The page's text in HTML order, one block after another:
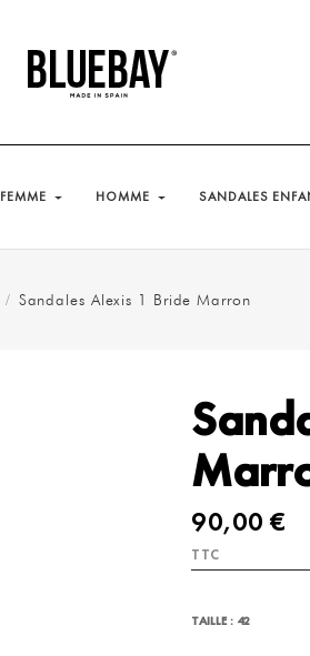
FEMME HOMME SANDALES
Sandales Alexis 1 Bride Marron
90,00 €
TTC
TAILLE : 42